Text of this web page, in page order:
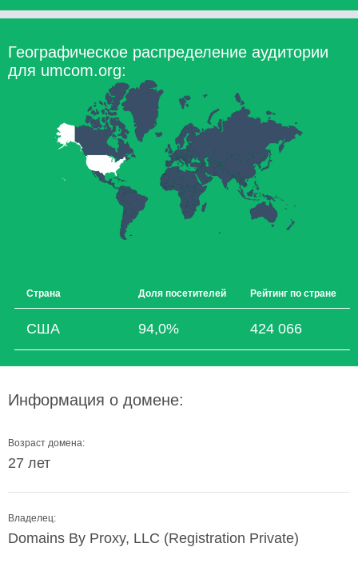
Географическое распределение аудитории
для umcom.org:
Страна Доля посетителей Рейтинг по стране
США 94,0% 424 066
Информация о домене:
Возраст домена:
27 лет
Владелец:
Domains By Proxy, LLC (Registration Private)